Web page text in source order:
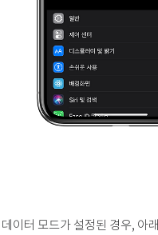
데이터 모드가 설정된 경우, 아